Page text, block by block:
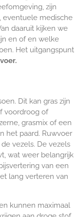
zijn
eventuele medische
daaruit kijken we
en of en welke
Het uitgangspunt
Dit kan gras zijn
voordroog of
grasmix of een
het paard. Ruwvoer
vezels. De vezels
wat weer belangrijk
van een
lang verteren van
kunnen maximaal